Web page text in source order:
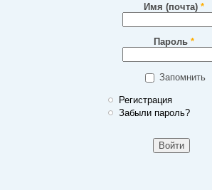
Имя (почта) *
Пароль *
Запомнить
Регистрация
Забыли пароль?